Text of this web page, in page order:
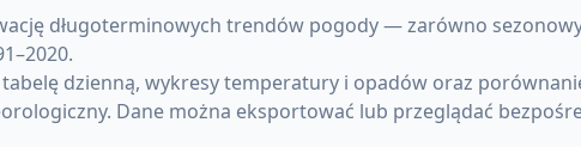
długoterminowych trendów pogody — zarówno
dzienną, wykresy temperatury i opadów oraz
Dane można eksportować lub przeglądać